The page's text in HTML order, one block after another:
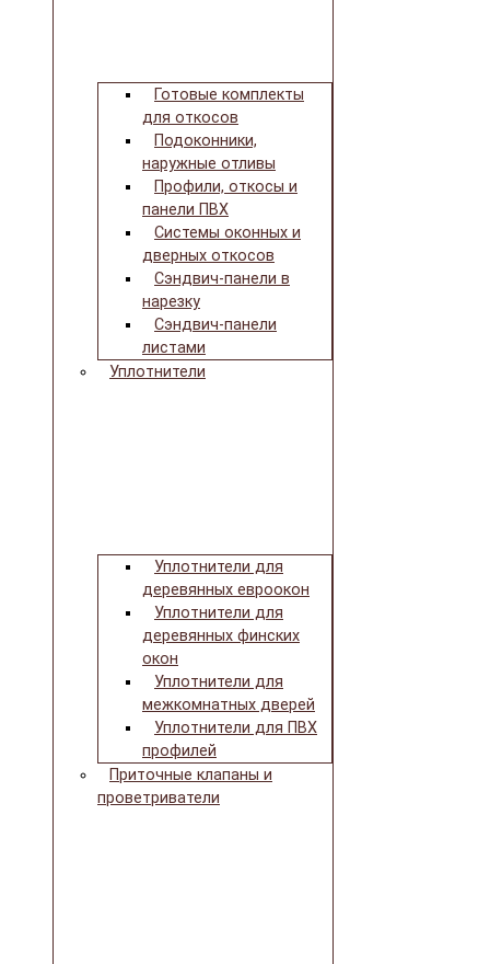
Готовые комплекты
для откосов
Подоконники,
наружные отливы
Профили, откосы и
панели ПВХ
Системы оконных и
дверных откосов
Сэндвич-панели в
нарезку
Сэндвич-панели
листами
Уплотнители
Уплотнители для
деревянных евроокон
Уплотнители для
деревянных финских
окон
Уплотнители для
межкомнатных дверей
Уплотнители для ПВХ
профилей
Приточные клапаны и
проветриватели